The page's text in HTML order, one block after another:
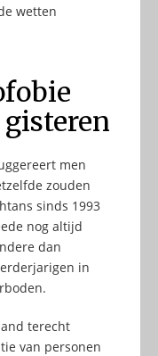
wetten
men
zouden
sinds 1993
nog altijd
dan
in
terecht
van personen